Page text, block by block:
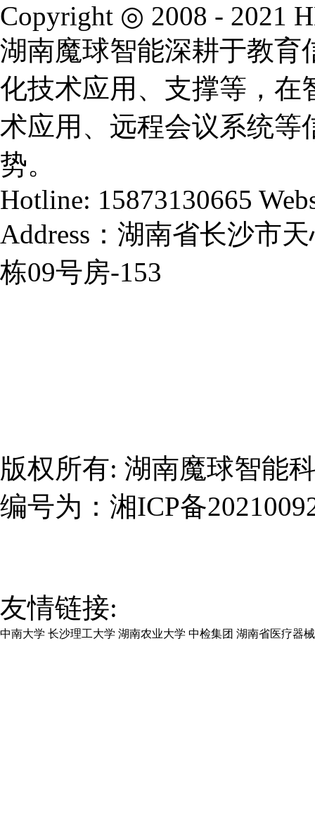
Copyright ◎ 2008 - 2021
湖南魔球智能深耕于教育
化技术应用、支撑等，在
术应用、远程会议系统等
势。
Hotline: 15873130665
Address：湖南省长沙市
栋09号房-153
版权所有: 湖南魔球智能
编号为： 湘ICP备
友情链接:
中南大学 长沙理工大学 湖南农业大学 中检集团 湖南省医疗器